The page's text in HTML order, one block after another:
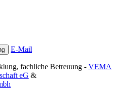
E-Mail
fachliche Betreuung - VEMA
eG &